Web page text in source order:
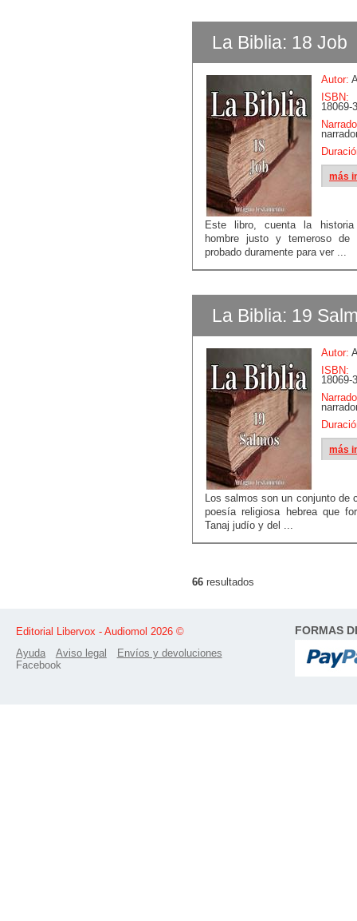
La Biblia: 18 Job
Autor:
ISBN:
18069-
más
Este libro, cuenta la
hombre justo y temeroso
probado duramente para ver ...
La Biblia: 19
Autor:
ISBN:
18069-
más
Los salmos son un conjunto de
poesía religiosa hebrea que
Tanaj judío y del ...
66 resultados
Editorial Libervox - Audiomol 2026 ©
Ayuda
Aviso legal
Envíos y devoluciones
Facebook
FORMAS